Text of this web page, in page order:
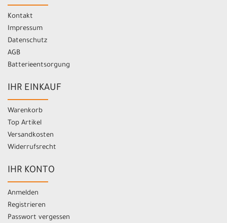
Kontakt
Impressum
Datenschutz
AGB
Batterieentsorgung
IHR EINKAUF
Warenkorb
Top Artikel
Versandkosten
Widerrufsrecht
IHR KONTO
Anmelden
Registrieren
Passwort vergessen